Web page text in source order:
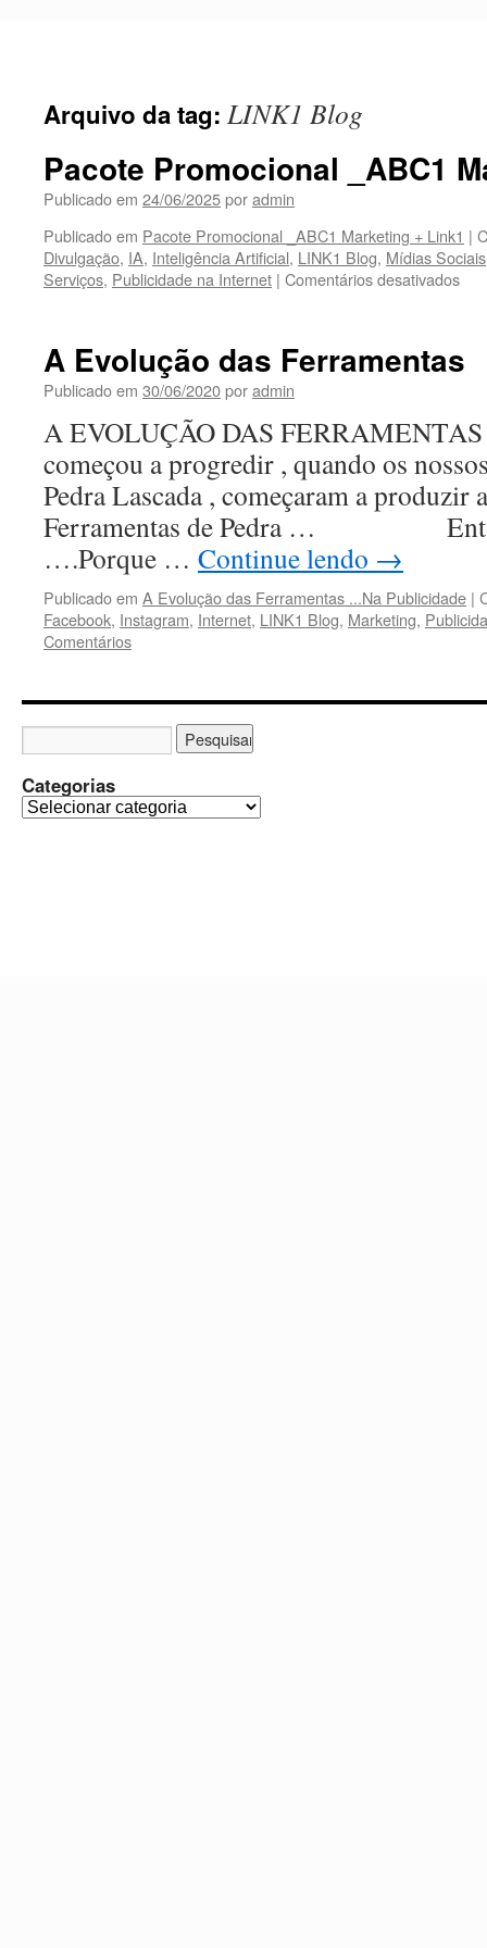
Arquivo da tag: LINK1 Blog
Pacote Promocional _ABC1
Publicado em 24/06/2025poradmin
Publicado em Pacote Promocional _ABC1 Marketing + Link1 |
Divulgação, IA, Inteligência Artificial, LINK1 Blog, Mídias Sociais
Serviços, Publicidade na Internet | Comentários desativados
A Evolução das Ferramentas
Publicado em 30/06/2020poradmin
A EVOLUÇÃO DAS
começou a progredir , quando os
Pedra Lascada , começaram a produzir
Ferramentas de Pedra … Então
….Porque … Continue lendo →
Publicado em A Evolução das Ferramentas ...Na Publicidade |
Facebook, Instagram, Internet, LINK1 Blog, Marketing,
Comentários
Categorias
C